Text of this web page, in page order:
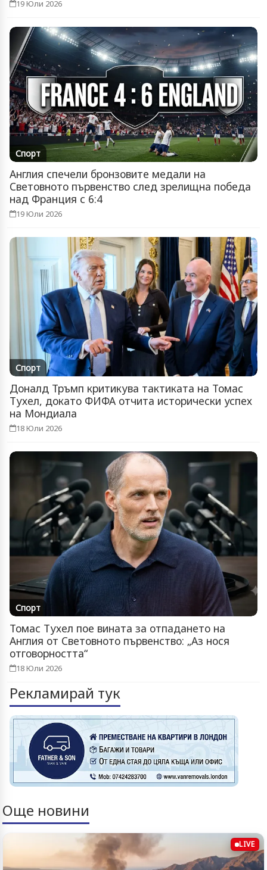
19 Юли 2026
Спорт
Англия спечели бронзовите медали на
Световното първенство след зрелищна победа
над Франция с 6:4
19 Юли 2026
Спорт
Доналд Тръмп критикува тактиката на Томас
Тухел, докато ФИФА отчита исторически успех
на Мондиала
18 Юли 2026
Спорт
Томас Тухел пое вината за отпадането на
Англия от Световното първенство: „Аз нося
отговорността“
18 Юли 2026
Рекламирай тук
Още новини
LIVE